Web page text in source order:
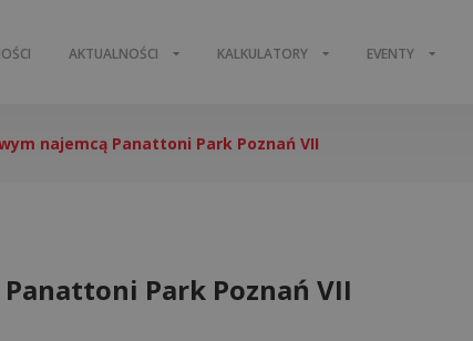
AKTUALNOŚCI KALKULATORY EVENTY
najemcą Panattoni Park Poznań VII
Park Poznań VII